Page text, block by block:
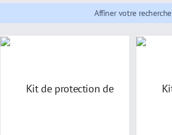
Affiner votre recherche